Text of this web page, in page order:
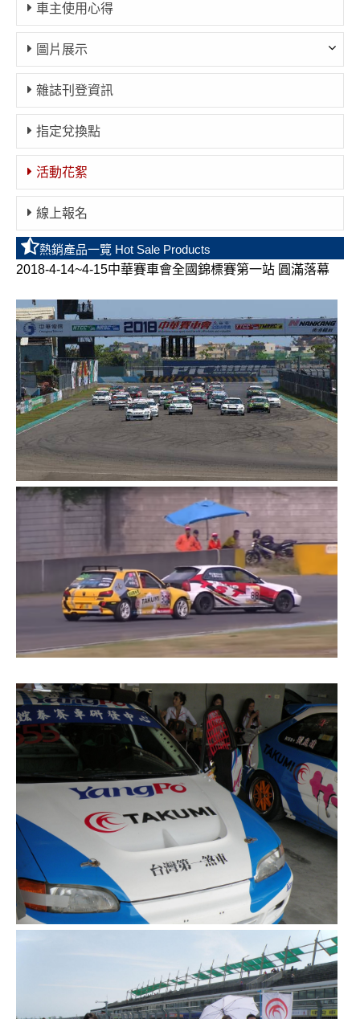
車主使用心得
圖片展示
雜誌刊登資訊
指定兌換點
活動花絮
線上報名
2018-4-14~4-15中華賽車會全國錦標賽第一站 圓滿落幕